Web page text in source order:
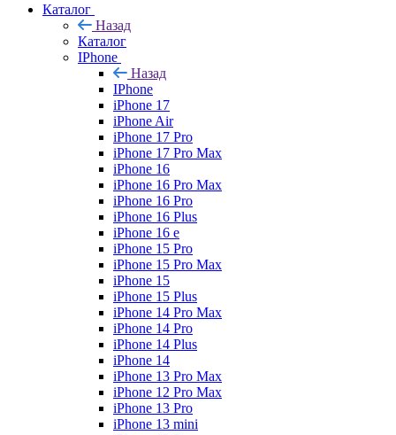
Каталог
Назад
Каталог
IPhone
Назад
IPhone
iPhone 17
iPhone Air
iPhone 17 Pro
iPhone 17 Pro Max
iPhone 16
iPhone 16 Pro Max
iPhone 16 Pro
iPhone 16 Plus
iPhone 16 e
iPhone 15 Pro
iPhone 15 Pro Max
iPhone 15
iPhone 15 Plus
iPhone 14 Pro Max
iPhone 14 Pro
iPhone 14 Plus
iPhone 14
iPhone 13 Pro Max
iPhone 12 Pro Max
iPhone 13 Pro
iPhone 13 mini